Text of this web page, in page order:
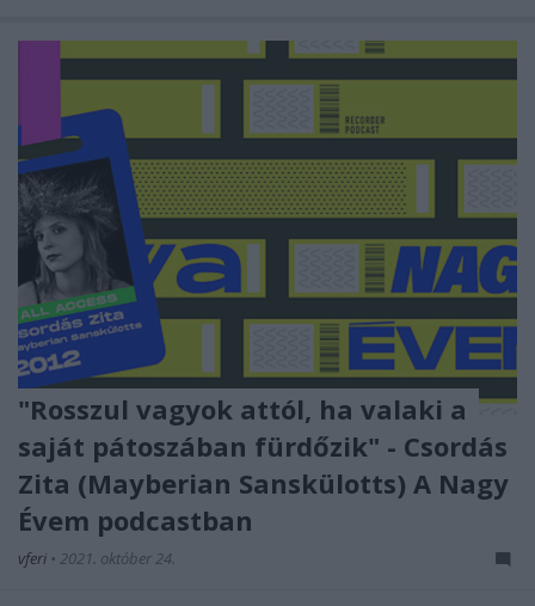
"Rosszul vagyok attól, ha valaki a
saját pátoszában fürdőzik" - Csordás
Zita (Mayberian Sanskülotts) A Nagy
Évem podcastban
vferi • 2021. október 24.